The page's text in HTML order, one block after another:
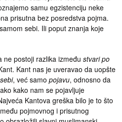
samu egzistenciju neke
prisutna bez posredstva pojma.
sebi. Ili poput znanja koje
ne postoji razlika između stvari po
Kant nas je uveravao da uopšte
, već samo pojavu, odnosno da
kako nam se pojavljuje
Kantova greška bilo je to što
pojmovnog i prisutnog